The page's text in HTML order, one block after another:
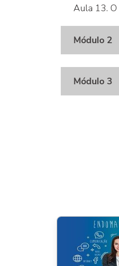
Aula 13.
Módulo 2
Módulo 3